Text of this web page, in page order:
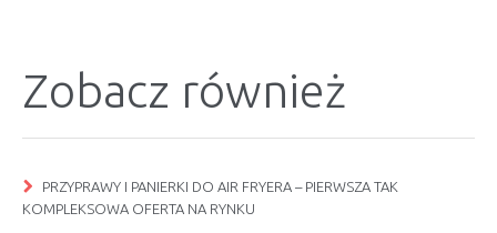
Zobacz również
PRZYPRAWY I PANIERKI DO AIR FRYERA – PIERWSZA TAK
KOMPLEKSOWA OFERTA NA RYNKU